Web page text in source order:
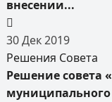
внесении...
30Дек2019
Решения Совета
Решение совета
муниципального